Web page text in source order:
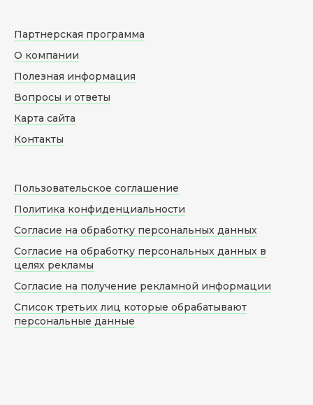
Партнерская программа
О компании
Полезная информация
Вопросы и ответы
Карта сайта
Контакты
Пользовательское соглашение
Политика конфиденциальности
Согласие на обработку персональных данных
Согласие на обработку персональных данных в
целях рекламы
Согласие на получение рекламной информации
Список третьих лиц которые обрабатывают
персональные данные